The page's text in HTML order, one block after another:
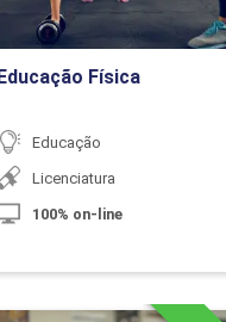
e nos Anos
Prática Pedagógica
Pedagógico no Dia
Física
Educação
Licenciatura
100% on-line
Ir para Inscrição